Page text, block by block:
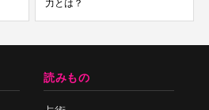
力とは？
読みもの